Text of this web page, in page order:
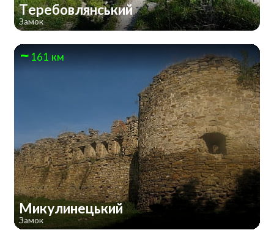
Теребовлянський
Замок
161 км
Микулинецький
Замок